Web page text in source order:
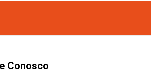
Conosco